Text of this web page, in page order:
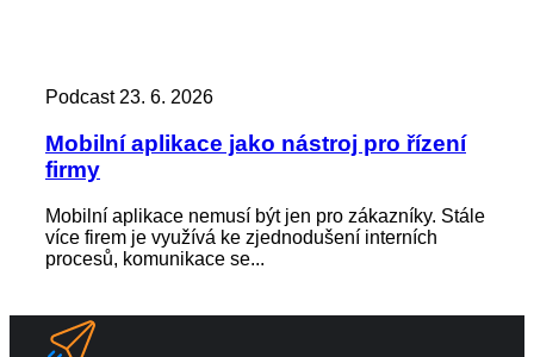
Podcast 23. 6. 2026
Mobilní aplikace jako nástroj pro řízení
firmy
Mobilní aplikace nemusí být jen pro zákazníky. Stále
více firem je využívá ke zjednodušení interních
procesů, komunikace se...